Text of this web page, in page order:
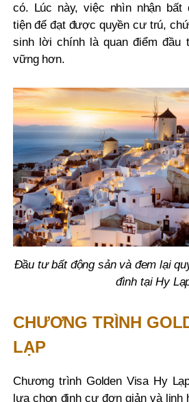
có. Lúc này, việc nhìn nhận bất
tiện để đạt được quyền cư trú,
sinh lời chính là quan điểm đầu
vững hơn.
Đầu tư bất động sản và đem lại
đình tại Hy
CHƯƠNG TRÌNH
LẠP
Chương trình Golden Visa Hy
lựa chọn định cư đơn giản và linh